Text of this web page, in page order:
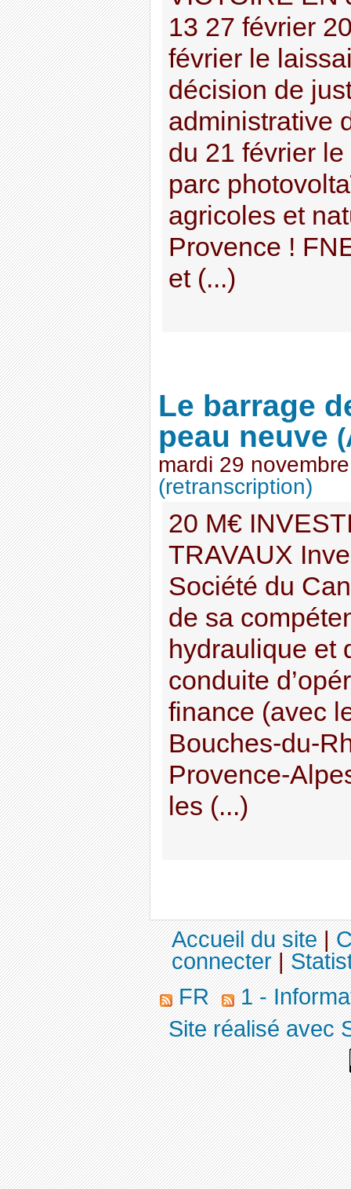
13 27 février
février le
décision de
administrative
du 21 février
parc
agricoles et
Provence !
et (...)
Le barrage
peau neuve
mardi 29
(retranscription)
20 M€
TRAVAUX
Société du
de sa
hydraulique et
conduite
finance (avec
Bouches-du-
Provence-
les (...)
Accueil du site|
connecter|
FR
1 -
Site réalisé avec